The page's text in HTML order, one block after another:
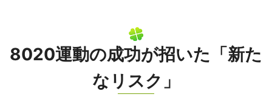
8020運動の成功が招いた「新た
なリスク」